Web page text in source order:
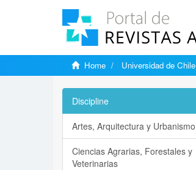
Home Universidad de Chile
Discipline
Artes, Arquitectura y Urbanismo
Ciencias Agrarias, Forestales y
Veterinarias